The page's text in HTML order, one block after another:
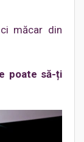
măcar din
poate să-ți